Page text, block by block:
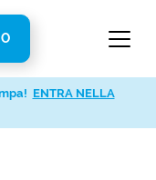
ENTRA NELLA